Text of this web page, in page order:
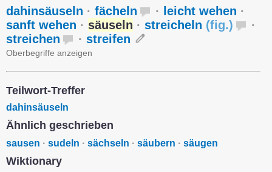
dahinsäuseln · fächeln · leicht wehen ·
sanft wehen · säuseln · streicheln (fig.)
·
streichen
· streifen
Oberbegriffe anzeigen
Teilwort-Treffer
dahinsäuseln
Ähnlich geschrieben
sausen · sudeln · sächseln · säubern · säugen
Wiktionary